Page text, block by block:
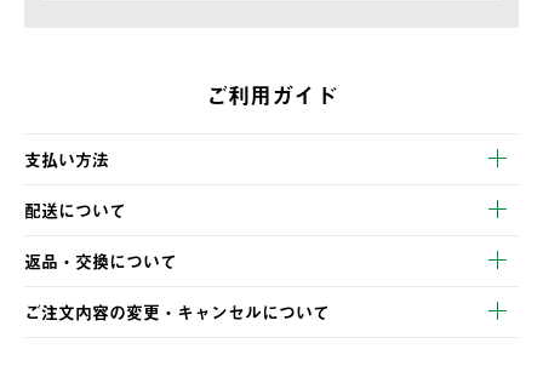
ご利用ガイド
支払い方法
以下のいずれかの方法でお支払いいただけます。
・クレジットカード決済
・コンビニ決済
・Pay-easy決済
配送について
【発送スケジュール】
ご注文・ご入金完了より2営業日以内に商品を発送いたします。
土日祝の発送はございませんので、木曜日以降のご注文は週明け
の発送となる場合がございます。
返品・交換について
※お客様都合の場合
ご注文内容の変更・キャンセルについて